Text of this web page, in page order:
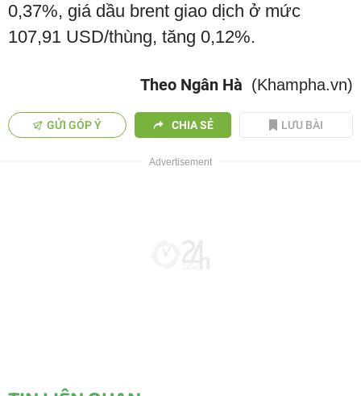
0,37%, giá dầu brent giao dịch ở mức
107,91 USD/thùng, tăng 0,12%.
Theo Ngân Hà (Khampha.vn)
GỬI GÓP Ý CHIA SẺ LƯU BÀI